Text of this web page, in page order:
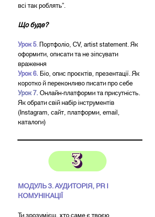
всі так роблять”.
Що буде?
Урок 5. Портфоліо, CV, artist statement. Як
оформити, описати та не зіпсувати
враження
Урок 6. Біо, опис проєктів, презентації. Як
коротко й переконливо писати про себе
Урок 7. Онлайн-платформи та присутність.
Як обрати свій набір інструментів
(Instagram, сайт, платформи, email,
каталоги)
МОДУЛЬ 3. АУДИТОРІЯ, PR І
КОМУНІКАЦІЇ
Ти зрозумієш, хто саме є твоєю